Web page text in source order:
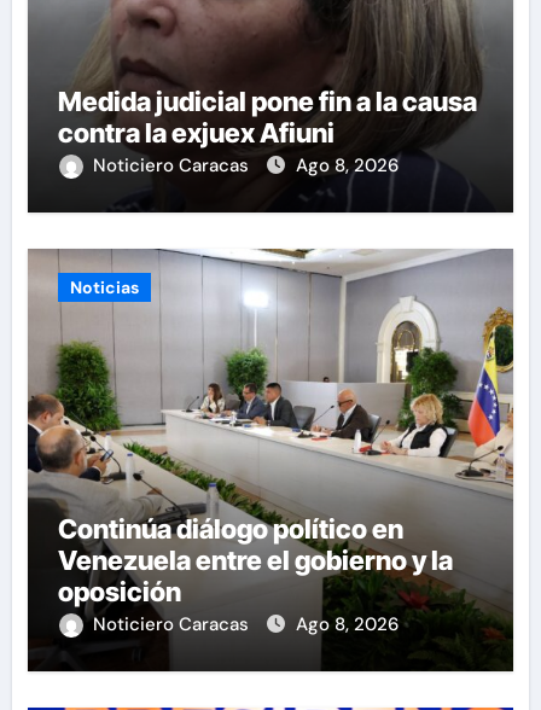
Medida judicial pone fin a la causa
contra la exjuex Afiuni
Noticiero Caracas Ago 8, 2026
Noticias
Continúa diálogo político en
Venezuela entre el gobierno y la
oposición
Noticiero Caracas Ago 8, 2026